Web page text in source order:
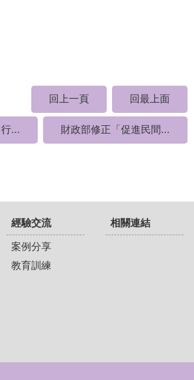
回上一頁
回最上面
... 財政部修正「促進民間...
經驗交流
案例分享
教育訓練
相關連結